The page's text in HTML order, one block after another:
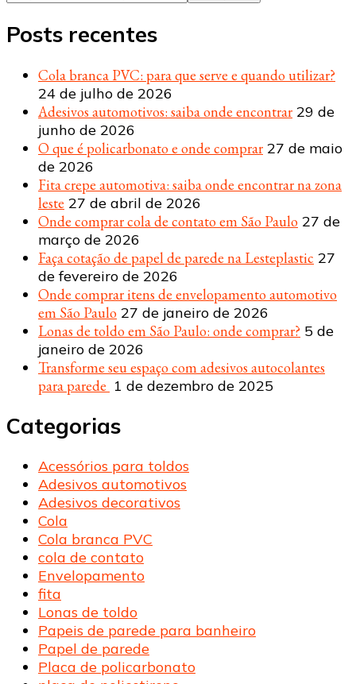
Posts recentes
Cola branca PVC: para que serve e quando utilizar?
24 de julho de 2026
Adesivos automotivos: saiba onde encontrar 29 de
junho de 2026
O que é policarbonato e onde comprar 27 de maio
de 2026
Fita crepe automotiva: saiba onde encontrar na zona
leste 27 de abril de 2026
Onde comprar cola de contato em São Paulo 27 de
março de 2026
Faça cotação de papel de parede na Lesteplastic 27
de fevereiro de 2026
Onde comprar itens de envelopamento automotivo
em São Paulo 27 de janeiro de 2026
Lonas de toldo em São Paulo: onde comprar? 5 de
janeiro de 2026
Transforme seu espaço com adesivos autocolantes
para parede 1 de dezembro de 2025
Categorias
Acessórios para toldos
Adesivos automotivos
Adesivos decorativos
Cola
Cola branca PVC
cola de contato
Envelopamento
fita
Lonas de toldo
Papeis de parede para banheiro
Papel de parede
Placa de policarbonato